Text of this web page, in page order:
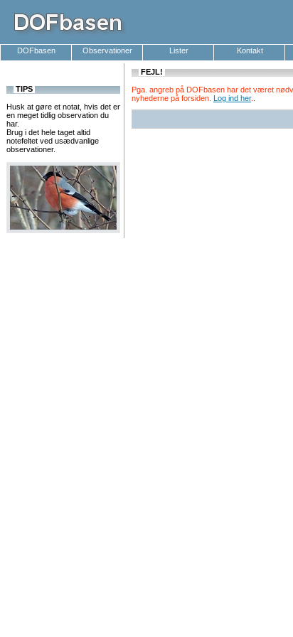
DOFbasen Observationer Lister Kontakt
TIPS
Husk at gøre et notat, hvis det er
en meget tidlig observation du
har.
Brug i det hele taget altid
notefeltet ved usædvanlige
observationer.
FEJL!
Pga. angreb på DOFbasen har det været
nyhederne på forsiden. Log ind her.